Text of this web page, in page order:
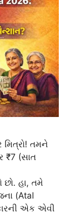
મિત્રો! તમને
₹7 (સાત
હા, તમે
(Atal
એક એવી